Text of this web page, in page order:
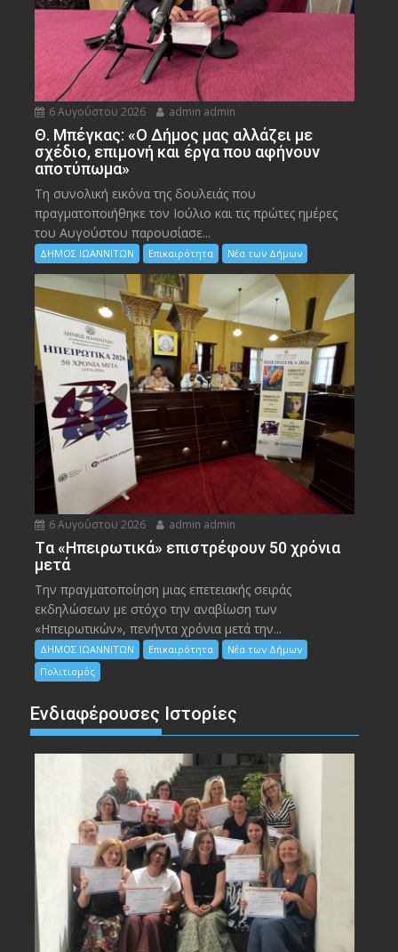
6 Αυγούστου 2026 admin admin
Θ. Μπέγκας: «Ο Δήμος μας αλλάζει με
σχέδιο, επιμονή και έργα που αφήνουν
αποτύπωμα»
Τη συνολική εικόνα της δουλειάς που
πραγματοποιήθηκε τον Ιούλιο και τις πρώτες ημέρες
του Αυγούστου παρουσίασε...
ΔΗΜΟΣ ΙΩΑΝΝΙΤΩΝ Επικαιρότητα Νέα των Δήμων
6 Αυγούστου 2026 admin admin
Tα «Ηπειρωτικά» επιστρέφουν 50 χρόνια
μετά
Την πραγματοποίηση μιας επετειακής σειράς
εκδηλώσεων με στόχο την αναβίωση των
«Ηπειρωτικών», πενήντα χρόνια μετά την...
ΔΗΜΟΣ ΙΩΑΝΝΙΤΩΝ Επικαιρότητα
Νέα των Δήμων
Πολιτισμός
Ενδιαφέρουσες Ιστορίες